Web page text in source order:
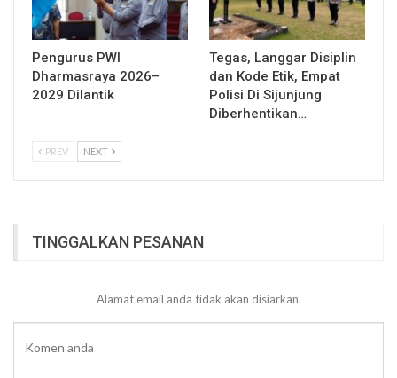
Pengurus PWI
Dharmasraya 2026–
2029 Dilantik
Tegas, Langgar Disiplin
dan Kode Etik, Empat
Polisi Di Sijunjung
Diberhentikan…
PREV NEXT
TINGGALKAN PESANAN
Alamat email anda tidak akan disiarkan.